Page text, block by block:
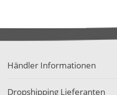
Händler Informationen
Dropshipping Lieferanten